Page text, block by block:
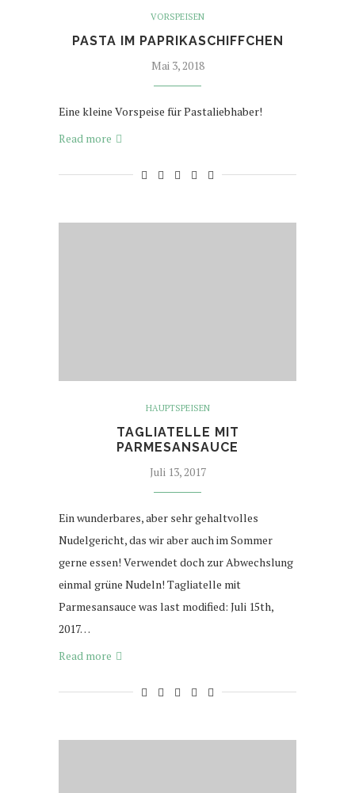
VORSPEISEN
PASTA IM PAPRIKASCHIFFCHEN
Mai 3, 2018
Eine kleine Vorspeise für Pastaliebhaber!
Read more
HAUPTSPEISEN
TAGLIATELLE MIT
PARMESANSAUCE
Juli 13, 2017
Ein wunderbares, aber sehr gehaltvolles
Nudelgericht, das wir aber auch im Sommer
gerne essen! Verwendet doch zur Abwechslung
einmal grüne Nudeln! Tagliatelle mit
Parmesansauce was last modified: Juli 15th,
2017…
Read more